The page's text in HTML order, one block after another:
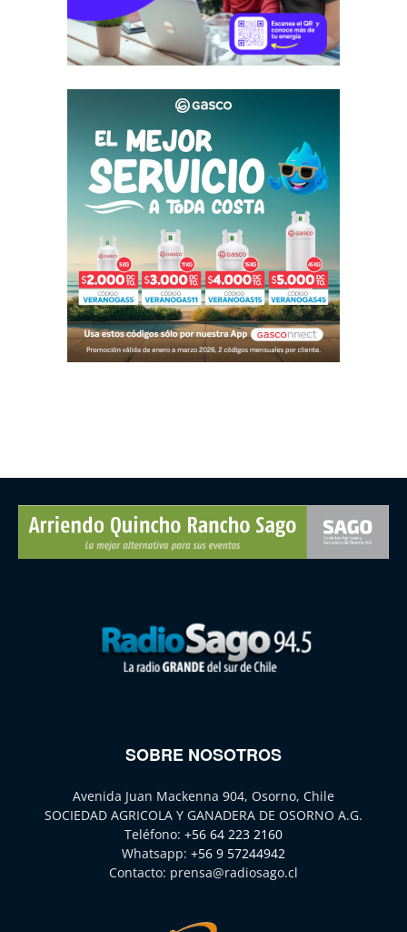
SOBRE NOSOTROS
Avenida Juan Mackenna 904, Osorno, Chile
SOCIEDAD AGRICOLA Y GANADERA DE OSORNO A.G.
Teléfono: +56 64 223 2160
Whatsapp: +56 9 57244942
Contacto: prensa@radiosago.cl